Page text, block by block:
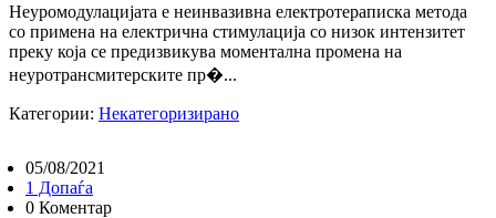
Неуромодулацијата е неинвазивна електротераписка метода
со примена на електрична стимулација со низок интензитет
преку која се предизвикува моментална промена на
неуротрансмитерските пр�...
Категории: Некатегоризирано
05/08/2021
1 Допаѓа
0 Коментар